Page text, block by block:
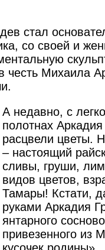
стал
со своей и
честь Михаила
А недавно, с
полотнах Аркадия
расцвели цветы.
– настоящий
сливы, груши,
видов цветов,
Тамары! Кстати,
руками Аркадия
янтарного
привезенного из